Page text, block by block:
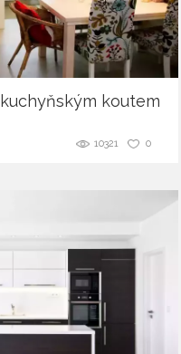
koutem
0
10321